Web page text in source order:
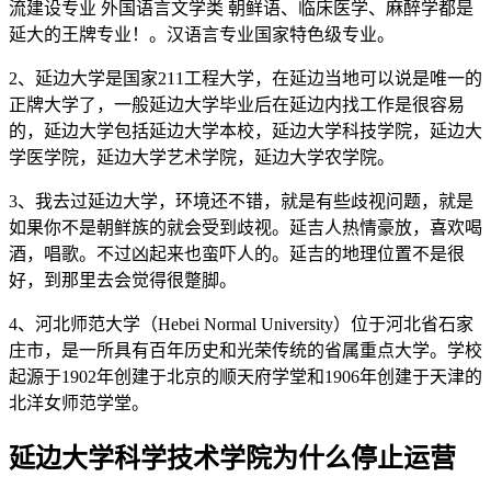
流建设专业 外国语言文学类 朝鲜语、临床医学、麻醉学都是
延大的王牌专业！。汉语言专业国家特色级专业。
2、延边大学是国家211工程大学，在延边当地可以说是唯一的
正牌大学了，一般延边大学毕业后在延边内找工作是很容易
的，延边大学包括延边大学本校，延边大学科技学院，延边大
学医学院，延边大学艺术学院，延边大学农学院。
3、我去过延边大学，环境还不错，就是有些歧视问题，就是
如果你不是朝鲜族的就会受到歧视。延吉人热情豪放，喜欢喝
酒，唱歌。不过凶起来也蛮吓人的。延吉的地理位置不是很
好，到那里去会觉得很蹩脚。
4、河北师范大学（Hebei Normal University）位于河北省石家
庄市，是一所具有百年历史和光荣传统的省属重点大学。学校
起源于1902年创建于北京的顺天府学堂和1906年创建于天津的
北洋女师范学堂。
延边大学科学技术学院为什么停止运营